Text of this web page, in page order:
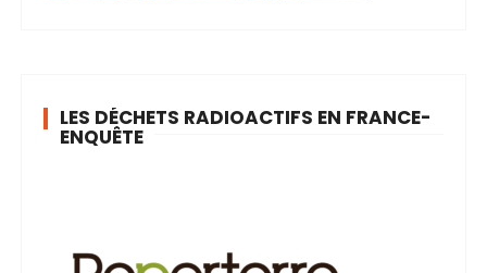
LES DÉCHETS RADIOACTIFS EN FRANCE-
ENQUÊTE